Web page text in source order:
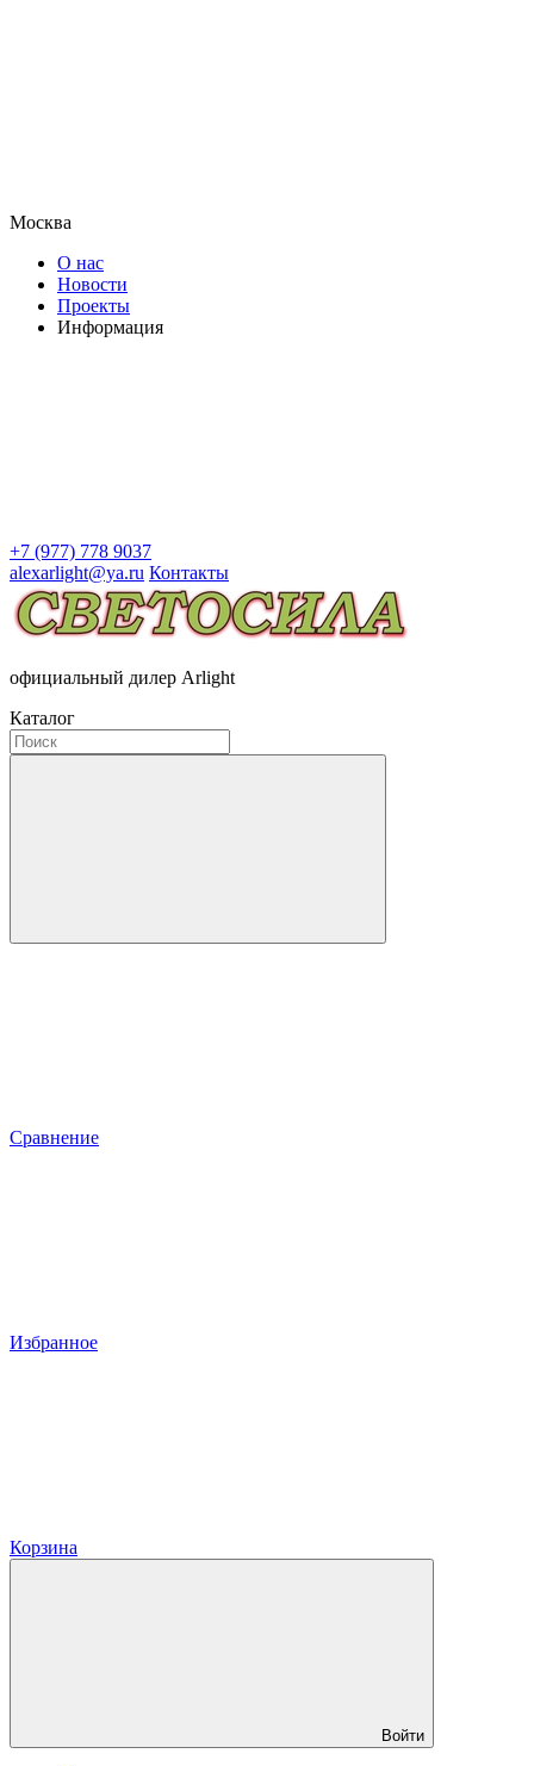
Москва
О нас
Новости
Проекты
Информация
+7 (977) 778 9037
alexarlight@ya.ru Контакты
официальный дилер Arlight
Каталог
Сравнение
Избранное
Корзина
Войти